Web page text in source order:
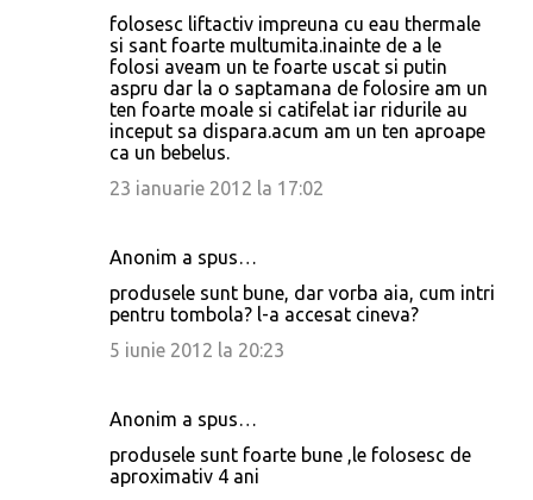
folosesc liftactiv impreuna cu eau thermale
si sant foarte multumita.inainte de a le
folosi aveam un te foarte uscat si putin
aspru dar la o saptamana de folosire am un
ten foarte moale si catifelat iar ridurile au
inceput sa dispara.acum am un ten aproape
ca un bebelus.
23 ianuarie 2012 la 17:02
Anonim a spus…
produsele sunt bune, dar vorba aia, cum intri
pentru tombola? l-a accesat cineva?
5 iunie 2012 la 20:23
Anonim a spus…
produsele sunt foarte bune ,le folosesc de
aproximativ 4 ani